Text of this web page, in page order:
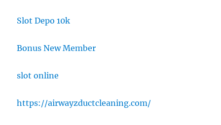
Slot Depo 10k
Bonus New Member
slot online
https://airwayzductcleaning.com/